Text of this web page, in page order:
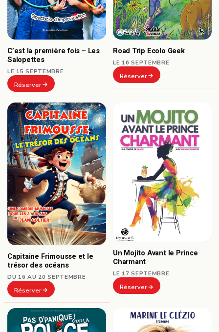
C’est la première fois – Les
Salopettes
LE 15 SEPTEMBRE
Réserver
Road Trip Ecolo Geek
LE 16 SEPTEMBRE
Réserver
Capitaine Frimousse et le
trésor des océans
DU 16 AU 20 SEPTEMBRE
Réserver
Un Mojito Avant le Prince
Charmant
LE 17 SEPTEMBRE
Réserver